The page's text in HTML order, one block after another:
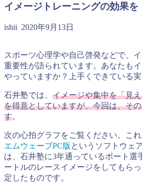
イメージトレーニングの効果を
ishii 2020年9月13日
スポーツ心理学や自己啓発などで、
重要性が語られています。あなたも
やっていますか？上手くできている
石井塾では、 イメージや集中を「見
を得意としていますが、今回は、そ
す。
次の心拍グラフをご覧ください。こ
エムウェーブPC版 というソフトウェ
は、石井塾に3年通っているボート選
ートルのレースイメージをしてもら
定したものです。